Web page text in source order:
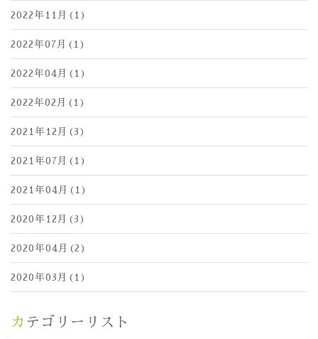
2022年11月(1)
2022年07月(1)
2022年04月(1)
2022年02月(1)
2021年12月(3)
2021年07月(1)
2021年04月(1)
2020年12月(3)
2020年04月(2)
2020年03月(1)
カテゴリーリスト